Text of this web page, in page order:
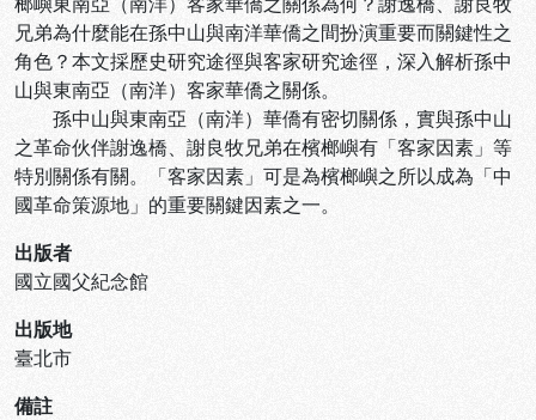
兄弟為什麼能在孫中山與南洋華僑之間扮演重要而關鍵性之
角色？本文採歷史研究途徑與客家研究途徑，深入解析孫中
山與東南亞（南洋）客家華僑之關係。
孫中山與東南亞（南洋）華僑有密切關係，實與孫中山
之革命伙伴謝逸橋、謝良牧兄弟在檳榔嶼有「客家因素」等
特別關係有關。「客家因素」可是為檳榔嶼之所以成為「中
國革命策源地」的重要關鍵因素之一。
出版者
國立國父紀念館
出版地
臺北市
備註